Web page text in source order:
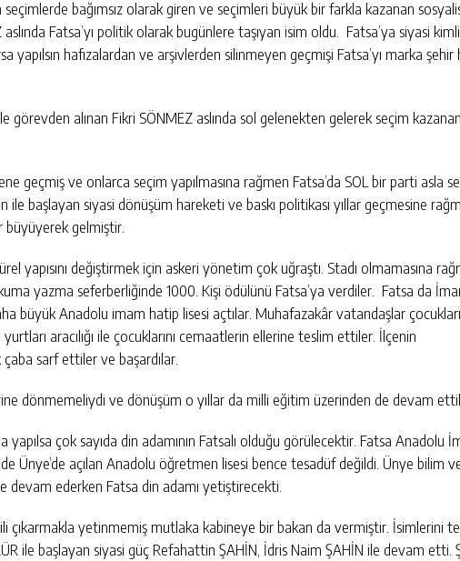
bağımsız olarak giren ve seçimleri büyük bir farkla kazanan
aslında Fatsa’yı politik olarak bugünlere taşıyan isim oldu. Fatsa’ya siyasi
yapılsın hafızalardan ve arşivlerden silinmeyen geçmişi Fatsa’yı marka şehir
alınan Fikri SÖNMEZ aslında sol gelenekten gelerek seçim
geçmiş ve onlarca seçim yapılmasına rağmen Fatsa’da SOL bir parti asla
ile başlayan siyasi dönüşüm hareketi ve baskı politikası yıllar geçmesine
büyüyerek gelmiştir.
yapısını değiştirmek için askeri yönetim çok uğraştı. Stadı olmamasına
yazma seferberliğinde 1000. Kişi ödülünü Fatsa’ya verdiler. Fatsa da
büyük Anadolu imam hatip lisesi açtılar. Muhafazakâr vatandaşlar
aracılığı ile çocuklarını cemaatlerin ellerine teslim ettiler. İlçenin
sarf ettiler ve başardılar.
dönmemeliydi ve dönüşüm o yıllar da milli eğitim üzerinden de devam
yapılsa çok sayıda din adamının Fatsalı olduğu görülecektir. Fatsa Anadolu
Ünye’de açılan Anadolu öğretmen lisesi bence tesadüf değildi. Ünye bilim
devam ederken Fatsa din adamı yetiştirecekti.
çıkarmakla yetinmemiş mutlaka kabineye bir bakan da vermiştir. İsimlerini
ile başlayan siyasi güç Refahattin ŞAHİN, İdris Naim ŞAHİN ile devam etti.
Yusuf Yakan ALİHAN AKYAZI